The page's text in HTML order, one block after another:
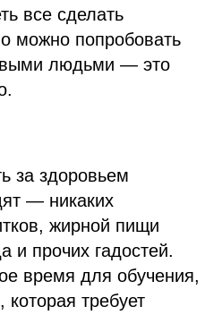
все сделать
можно попробовать
людьми — это
за здоровьем
— никаких
жирной пищи
и прочих гадостей.
время для обучения,
требует